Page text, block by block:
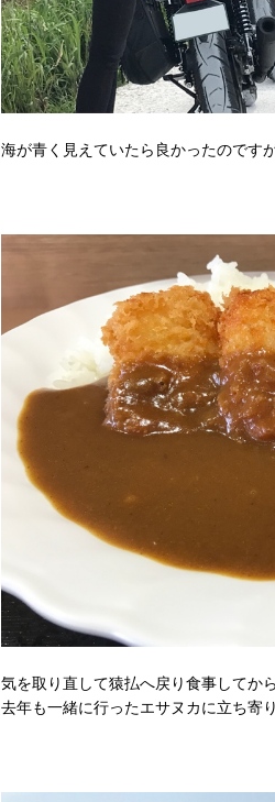
海が青く見えていたら良かったのです
気を取り直して猿払へ戻り食事してから
去年も一緒に行ったエサヌカに立ち寄